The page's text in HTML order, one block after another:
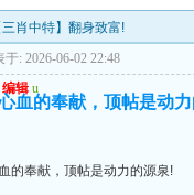
肖中特】翻身致富!
于: 2026-06-02 22:48
编辑 u
血的奉献，顶帖是动
的奉献，顶帖是动力的源泉!